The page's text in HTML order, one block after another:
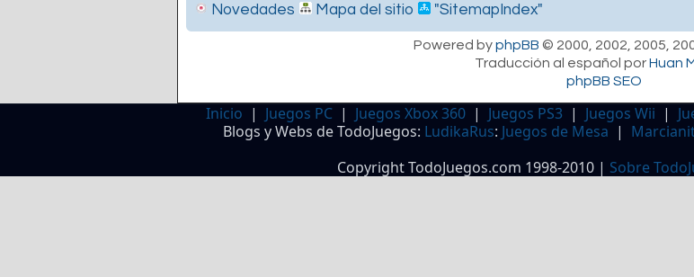
Novedades Mapa del sitio "SitemapIndex"
Powered byphpBB © 2000, 2002, 2005,
Traducción al español porHuan
phpBB SEO
Inicio | Juegos PC | Juegos Xbox 360 | Juegos PS3 | Juegos Wii |
Blogs y Webs de TodoJuegos: LudikaRus: Juegos de Mesa |
Copyright TodoJuegos.com 1998-2010 | Sobre